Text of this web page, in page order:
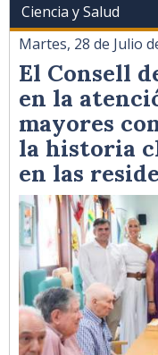
Ciencia y Salud
Martes, 28 de Julio
El Consell
en la
mayores
la historia
en las